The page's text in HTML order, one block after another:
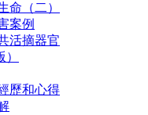
命（二）
案例
活摘器官
歷和心得